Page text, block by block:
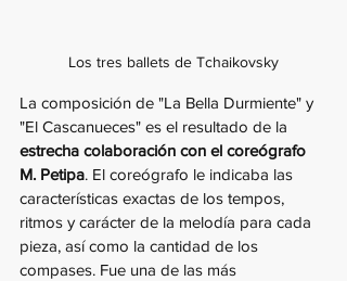
Los tres ballets de Tchaikovsky
La composición de "La Bella Durmiente" y
"El Cascanueces" es el resultado de la
estrecha colaboración con el coreógrafo
M. Petipa. El coreógrafo le indicaba las
características exactas de los tempos,
ritmos y carácter de la melodía para cada
pieza, así como la cantidad de los
compases. Fue una de las más